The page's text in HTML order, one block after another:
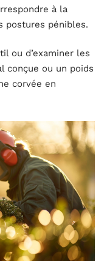
à la
postures pénibles.
ou d’examiner les
conçue ou un poids
corvée en